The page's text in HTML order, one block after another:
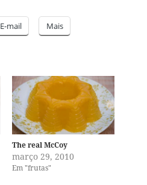
E-mail Mais
The real McCoy
março 29, 2010
Em "frutas"